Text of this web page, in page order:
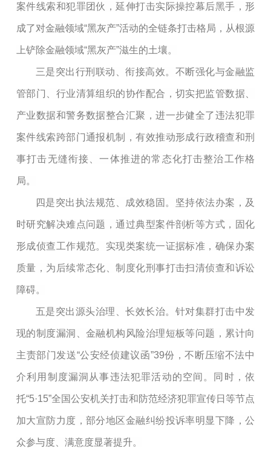
案件线索和犯罪团伙，延伸打击实际操控幕后黑手，形
成了对金融领域“黑灰产”活动的全链条打击格局，从根源
上铲除金融领域“黑灰产”滋生的土壤。
三是突出行刑联动、衔接高效。不断强化与金融监
管部门、行业清算组织的协作配合，切实把监管数据、
产业数据和警务数据整合汇聚，进一步健全了违法犯罪
案件线索跨部门通报机制，有效推动形成行政稽查和刑
事打击无缝衔接、一体推进的常态化打击整治工作格
局。
四是突出执法规范、成效稳固。坚持依法办案，及
时研究解决难点问题，通过典型案件剖析等方式，固化
形成侦查工作规范。实现类案统一证据标准，确保办案
质量，为后续常态化、制度化刑事打击扫清侦查和诉讼
障碍。
五是突出源头治理、长效长治。针对集群打击中发
现的制度漏洞、金融机构风险治理短板等问题，累计向
主责部门发送“公安经侦建议函”39份，不断压缩不法中
介利用制度漏洞从事违法犯罪活动的空间。同时，依
托“5·15”全国公安机关打击和防范经济犯罪宣传日等节点
加大宣防力度，部分地区金融纠纷投诉率明显下降，公
众参与度、满意度显著提升。